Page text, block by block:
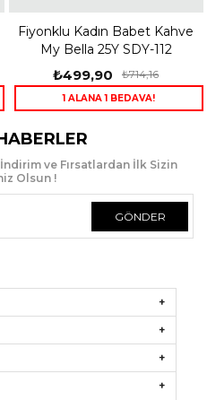
25Y SDY-112
₺714,16
ALANA 1 BEDAVA!
Tokalı
ve Fırsatlardan İlk Sizin
Olsun !
GÖNDER